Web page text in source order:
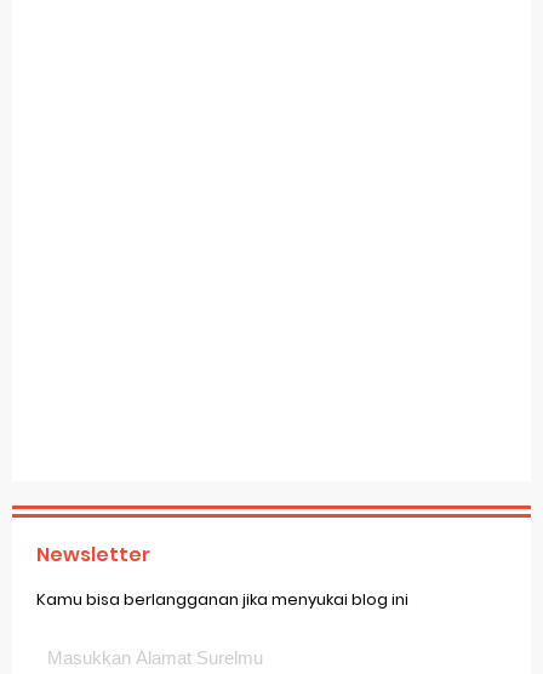
Newsletter
Kamu bisa berlangganan jika menyukai blog ini